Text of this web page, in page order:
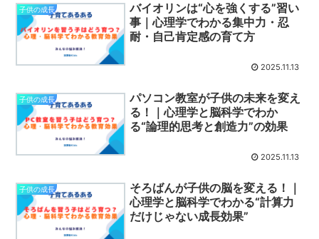
子供の成長
バイオリンは“心を強くする”習い
事｜心理学でわかる集中力・忍
耐・自己肯定感の育て方
2025.11.13
子供の成長
パソコン教室が子供の未来を変え
る！｜心理学と脳科学でわか
る“論理的思考と創造力”の効果
2025.11.13
子供の成長
そろばんが子供の脳を変える！｜
心理学と脳科学でわかる“計算力
だけじゃない成長効果”